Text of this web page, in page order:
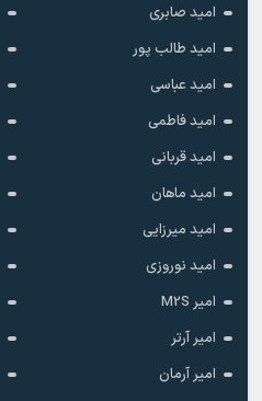
امید صابری
امید طالب پور
امید عباسی
امید فاطمی
امید قربانی
امید ماهان
امید میرزایی
امید نوروزی
امیر M2S
امیر آرتر
امیر آرمان